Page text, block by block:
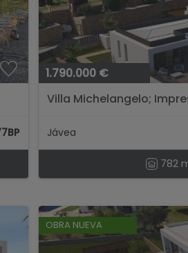
1.790.000 €
Villa Michelangelo;
Jávea
782
OBRA NUEVA